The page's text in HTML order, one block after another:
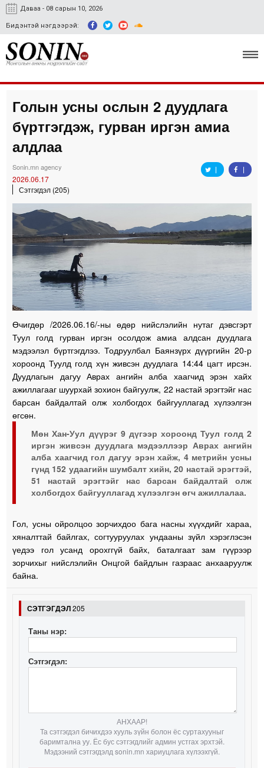
Даваа - 08 сарын 10, 2026
Бидэнтэй нэгдээрэй:
Улс төр, эдийн засаг
Гэмт хэрэг
Easy news
Голын усны ослын 2 дуудлага
бүртгэгдэж, гурван иргэн амиа
алдлаа
Sonin.mn agency
2026.06.17
Сэтгэгдэл (205)
Өчигдөр /2026.06.16/-ны өдөр нийслэлийн нутаг дэвсгэрт
Туул голд гурван иргэн осолдож амиа алдсан дуудлага
мэдээлэл бүртгэгдлээ. Тодруулбал Баянзүрх дүүргийн 20-р
хороонд Туулд голд хүн живсэн дуудлага 14:44 цагт ирсэн.
Дуудлагын дагуу Аврах ангийн алба хаагчид эрэн хайх
ажиллагааг шуурхай зохион байгуулж, 22 настай эрэгтэйг нас
барсан байдалтай олж холбогдох байгууллагад хүлээлгэн
өгсөн.
Мөн Хан-Уул дүүрэг 9 дүгээр хороонд Туул голд 2
иргэн живсэн дуудлага мэдээллээр Аврах ангийн
алба хаагчид гол дагуу эрэн хайж, 4 метрийн усны
гүнд 152 удаагийн шумбалт хийн, 20 настай эрэгтэй,
51 настай эрэгтэйг нас барсан байдалтай олж
холбогдох байгууллагад хүлээлгэн өгч ажиллалаа.
Гол, усны ойролцоо зорчихдоо бага насны хүүхдийг хараа,
хяналттай байлгах, согтууруулах ундааны зүйл хэрэглэсэн
үедээ гол усанд орохггүй байх, баталгаат зам гүүрээр
зорчихыг нийслэлийн Онцгой байдлын газраас анхааруулж
байна.
СЭТГЭГДЭЛ205
Таны нэр:
Сэтгэгдэл:
АНХААР!
Та сэтгэгдэл бичихдээ хууль зүйн болон ёс суртахууныг
баримтална уу. Ёс бус сэтгэгдлийг админ устгах эрхтэй.
Мэдээний сэтгэгдэлд sonin.mn хариуцлага хүлээхгүй.